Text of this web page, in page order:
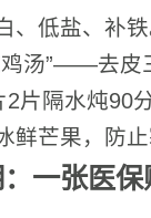
、低盐、补
鸡汤”——去皮
2片隔水炖90
鲜芒果，防止
一张医保